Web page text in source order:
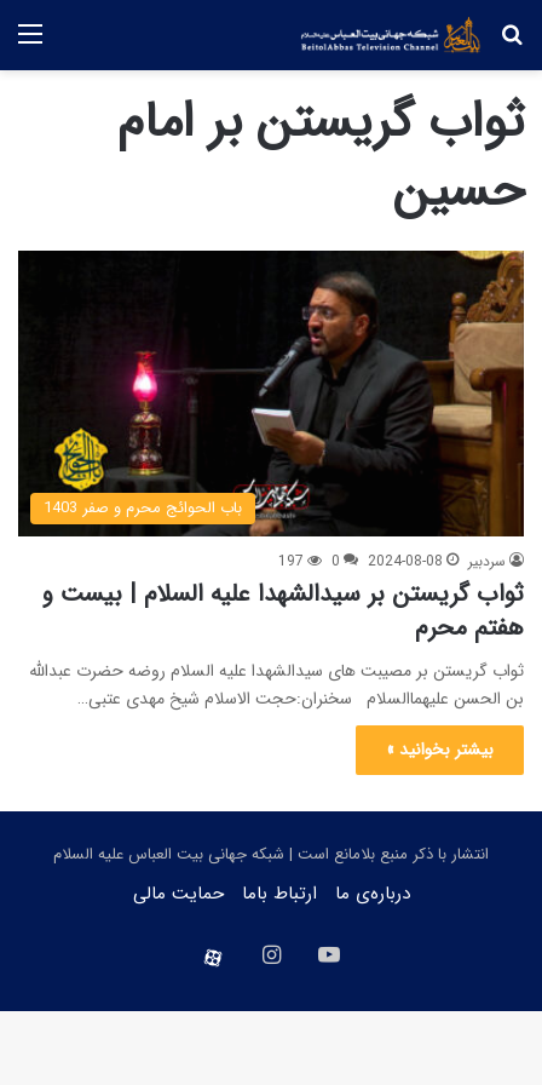
جستجو
ثواب گریستن بر امام
حسین
باب الحوائج محرم و صفر 1403
سردبیر 2024-08-08
0
197
ثواب گریستن بر سیدالشهدا علیه السلام | بیست و
هفتم محرم
ثواب گریستن بر مصیبت های سیدالشهدا علیه السلام روضه حضرت عبدالله
بن الحسن علیهماالسلام سخنران:حجت الاسلام شیخ مهدی عتبی…
بیشتر بخوانید »
انتشار با ذکر منبع بلامانع است | شبکه جهانی بیت العباس علیه السلام
درباره‌ی ما ارتباط باما حمایت مالی
یوتیوب اینستاگرام